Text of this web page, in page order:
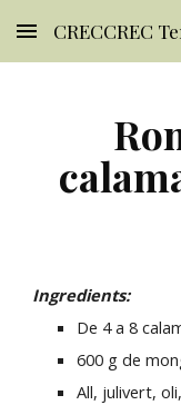
Skip to main content
CRECCREC
Ingredients:
De 4 a 8
600 g de
All, julivert,